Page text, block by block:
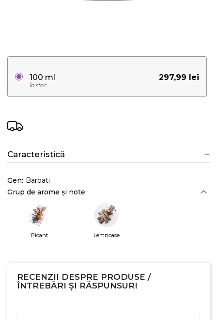
297,99 lei
100 ml
În stoc
Caracteristică
Gen: Barbati
Grup de arome și note
Picant Lemnoase
RECENZII DESPRE PRODUSE /
ÎNTREBĂRI ȘI RĂSPUNSURI